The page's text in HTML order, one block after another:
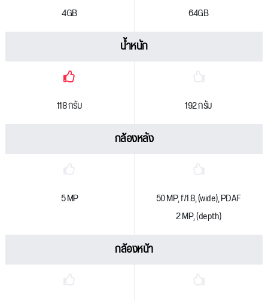
4GB 64GB
น้ำหนัก
118 กรัม 192 กรัม
กล้องหลัง
5 MP
50 MP, f/1.8, (wide), PDAF
2 MP, (depth)
กล้องหน้า